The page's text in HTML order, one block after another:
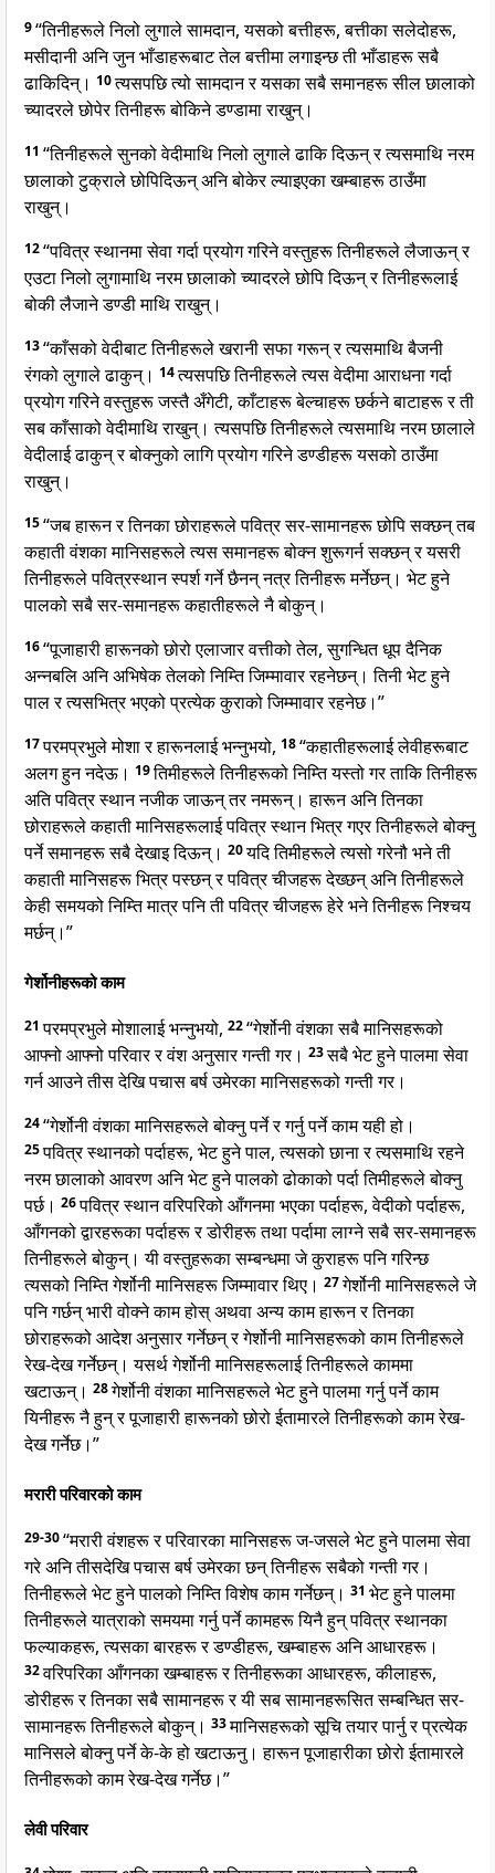
9“तिनीहरूले निलो लुगाले सामदान, यसको बत्तीहरू, बत्तीका सलेदोहरू,
मसीदानी अनि जुन भाँडाहरूबाट तेल बत्तीमा लगाइन्छ ती भाँडाहरू सबै
ढाकिदिन्। 10त्यसपछि त्यो सामदान र यसका सबै समानहरू सील छालाको
च्यादरले छोपेर तिनीहरू बोकिने डण्डामा राखुन्।
11 “तिनीहरूले सुनको वेदीमाथि निलो लुगाले ढाकि दिऊन् र त्यसमाथि नरम
छालाको टुक्राले छोपिदिऊन् अनि बोकेर ल्याइएका खम्बाहरू ठाउँमा
राखुन्।
12“पवित्र स्थानमा सेवा गर्दा प्रयोग गरिने वस्तुहरू तिनीहरूले लैजाऊन् र
एउटा निलो लुगामाथि नरम छालाको च्यादरले छोपि दिऊन् र तिनीहरूलाई
बोकी लैजाने डण्डी माथि राखुन्।
13“काँसको वेदीबाट तिनीहरूले खरानी सफा गरून् र त्यसमाथि बैजनी
रंगको लुगाले ढाकुन्। 14त्यसपछि तिनीहरूले त्यस वेदीमा आराधना गर्दा
प्रयोग गरिने वस्तुहरू जस्तै अँगेटी, काँटाहरू बेल्चाहरू छर्कने बाटाहरू र ती
सब काँसाको वेदीमाथि राखुन्। त्यसपछि तिनीहरूले त्यसमाथि नरम छालाले
वेदीलाई ढाकुन् र बोक्नुको लागि प्रयोग गरिने डण्डीहरू यसको ठाउँमा
राखुन्।
15“जब हारून र तिनका छोराहरूले पवित्र सर-सामानहरू छोपि सक्छन् तब
कहाती वंशका मानिसहरूले त्यस समानहरू बोक्न शुरूगर्न सक्छन् र यसरी
तिनीहरूले पवित्रस्थान स्पर्श गर्ने छैनन् नत्र तिनीहरू मर्नेछन्। भेट हुने
पालको सबै सर-समानहरू कहातीहरूले नै बोकुन्।
16“पूजाहारी हारूनको छोरो एलाजार वत्तीको तेल, सुगन्धित धूप दैनिक
अन्नबलि अनि अभिषेक तेलको निम्ति जिम्मावार रहनेछन्। तिनी भेट हुने
पाल र त्यसभित्र भएको प्रत्येक कुराको जिम्मावार रहनेछ।”
17परमप्रभुले मोशा र हारूनलाई भन्नुभयो, 18“कहातीहरूलाई लेवीहरूबाट
अलग हुन नदेऊ। 19तिमीहरूले तिनीहरूको निम्ति यस्तो गर ताकि तिनीहरू
अति पवित्र स्थान नजीक जाऊन् तर नमरून्। हारून अनि तिनका
छोराहरूले कहाती मानिसहरूलाई पवित्र स्थान भित्र गएर तिनीहरूले बोक्नु
पर्ने समानहरू सबै देखाइ दिऊन्। 20यदि तिमीहरूले त्यसो गरेनौ भने ती
कहाती मानिसहरू भित्र पस्छन् र पवित्र चीजहरू देख्छन् अनि तिनीहरूले
केही समयको निम्ति मात्र पनि ती पवित्र चीजहरू हेरे भने तिनीहरू निश्चय
मर्छन्।”
गेर्शोनीहरूको काम
21परमप्रभुले मोशालाई भन्नुभयो, 22“गेर्शोनी वंशका सबै मानिसहरूको
आफ्नो आफ्नो परिवार र वंश अनुसार गन्ती गर। 23सबै भेट हुने पालमा सेवा
गर्न आउने तीस देखि पचास बर्ष उमेरका मानिसहरूको गन्ती गर।
24“गेर्शोनी वंशका मानिसहरूले बोक्नु पर्ने र गर्नु पर्ने काम यही हो।
25पवित्र स्थानको पर्दाहरू, भेट हुने पाल, त्यसको छाना र त्यसमाथि रहने
नरम छालाको आवरण अनि भेट हुने पालको ढोकाको पर्दा तिमीहरूले बोक्नु
पर्छ। 26पवित्र स्थान वरिपरिको आँगनमा भएका पर्दाहरू, वेदीको पर्दाहरू,
आँगनको द्वारहरूका पर्दाहरू र डोरीहरू तथा पर्दामा लाग्ने सबै सर-समानहरू
तिनीहरूले बोकुन्। यी वस्तुहरूका सम्बन्धमा जे कुराहरू पनि गरिन्छ
त्यसको निम्ति गेर्शोनी मानिसहरू जिम्मावार थिए। 27गेर्शोनी मानिसहरूले जे
पनि गर्छन् भारी वोक्ने काम होस् अथवा अन्य काम हारून र तिनका
छोराहरूको आदेश अनुसार गर्नेछन् र गेर्शोनी मानिसहरूको काम तिनीहरूले
रेख-देख गर्नेछन्। यसर्थ गेर्शोनी मानिसहरूलाई तिनीहरूले काममा
खटाऊन्। 28गेर्शोनी वंशका मानिसहरूले भेट हुने पालमा गर्नु पर्ने काम
यिनीहरू नै हुन् र पूजाहारी हारूनको छोरो ईतामारले तिनीहरूको काम रेख-
देख गर्नेछ।”
मरारी परिवारको काम
29-30“मरारी वंशहरू र परिवारका मानिसहरू ज-जसले भेट हुने पालमा सेवा
गरे अनि तीसदेखि पचास बर्ष उमेरका छन् तिनीहरू सबैको गन्ती गर।
तिनीहरूले भेट हुने पालको निम्ति विशेष काम गर्नेछन्। 31 भेट हुने पालमा
तिनीहरूले यात्राको समयमा गर्नु पर्ने कामहरू यिनै हुन् पवित्र स्थानका
फल्याकहरू, त्यसका बारहरू र डण्डीहरू, खम्बाहरू अनि आधारहरू।
32वरिपरिका आँगनका खम्बाहरू र तिनीहरूका आधारहरू, कीलाहरू,
डोरीहरू र तिनका सबै सामानहरू र यी सब सामानहरूसित सम्बन्धित सर-
सामानहरू तिनीहरूले बोकुन्। 33मानिसहरूको सूचि तयार पार्नु र प्रत्येक
मानिसले बोक्नु पर्ने के-के हो खटाऊनु। हारून पूजाहारीका छोरो ईतामारले
तिनीहरूको काम रेख-देख गर्नेछ।”
लेवी परिवार